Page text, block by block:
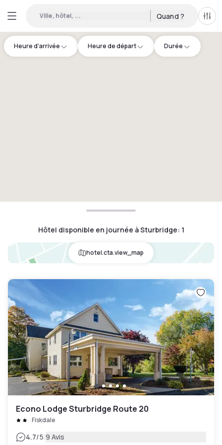
Ville, hôtel, ... Quand ?
Heure d'arrivée Heure de départ Durée
Hôtel disponible en journée à Sturbridge: 1
hotel.cta.view_map
Econo Lodge Sturbridge Route 20
Fiskdale
4.7/5|9 Avis